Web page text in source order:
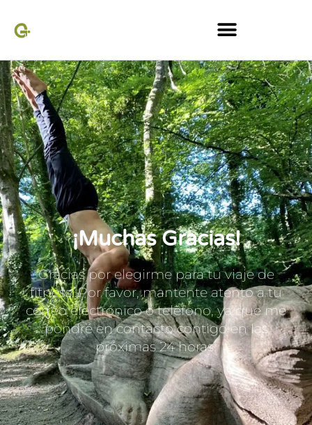
Muchas Gracias
¡Muchas Gracias!
Gracias por elegirme para tu viaje de
fitness. Por favor, mantente atento a tu
correo electrónico o teléfono, ya que me
pondré en contacto contigo en las
próximas 24 horas.